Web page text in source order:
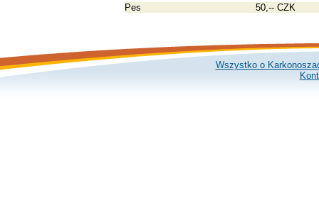
Pes 50,-- CZK
Wszystko o